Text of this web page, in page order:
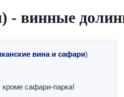
винные
вина и сафари)
сафари-парка!